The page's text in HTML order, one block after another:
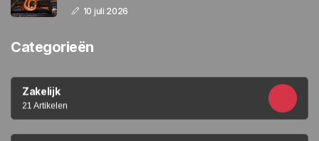
10 juli 2026
Categorieën
Zakelijk
21 Artikelen